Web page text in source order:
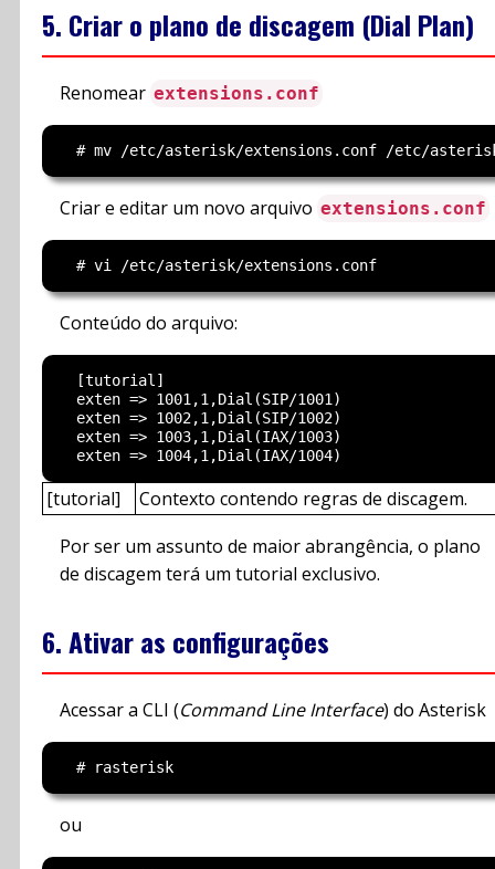
5. Criar o plano de discagem (Dial Plan)
Renomear extensions.conf
Criar e editar um novo arquivo extensions.conf
Conteúdo do arquivo:
  [tutorial]
  exten => 1001,1,Dial(SIP/1001)
  exten => 1002,1,Dial(SIP/1002)
  exten => 1003,1,Dial(IAX/1003)
[tutorial]
Contexto contendo regras de discagem.
Por ser um assunto de maior abrangência, o plano
de discagem terá um tutorial exclusivo.
6. Ativar as configurações
Acessar a CLI (Command Line Interface) do Asterisk
ou